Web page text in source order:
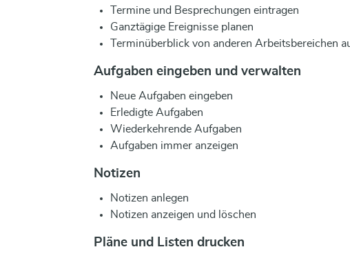
Termine und Besprechungen eintragen
Ganztägige Ereignisse planen
Terminüberblick von anderen Arbeitsbereichen
Aufgaben eingeben und verwalten
Neue Aufgaben eingeben
Erledigte Aufgaben
Wiederkehrende Aufgaben
Aufgaben immer anzeigen
Notizen
Notizen anlegen
Notizen anzeigen und löschen
Pläne und Listen drucken